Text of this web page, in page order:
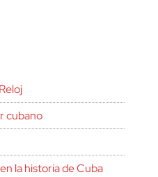
cubano
la historia de Cuba